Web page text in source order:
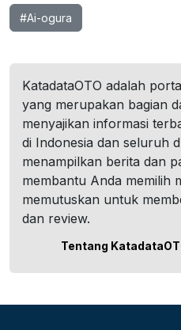
#Ai-ogura
KatadataOTO adalah
yang merupakan bagian
menyajikan informasi
di Indonesia dan seluruh
menampilkan berita dan
membantu Anda memilih
memutuskan untuk
dan review.
Tentang